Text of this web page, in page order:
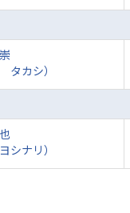
タカシ）
シナリ）